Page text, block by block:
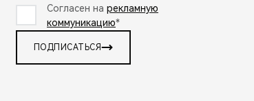
Согласен на рекламную
коммуникацию*
ПОДПИСАТЬСЯ